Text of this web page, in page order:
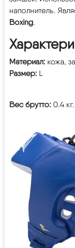
наполнитель.
Boxing.
Материал: кожа,
Размер: L
Вес брутто: 0.4 кг.